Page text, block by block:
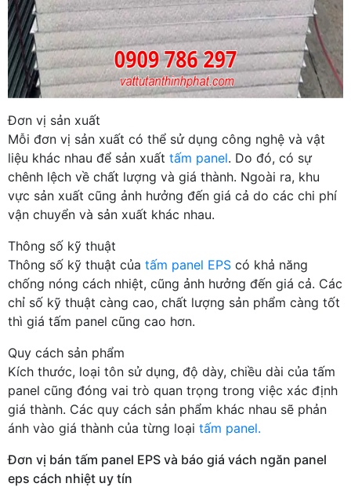
Đơn vị sản xuất
Mỗi đơn vị sản xuất có thể sử dụng công nghệ và vật
liệu khác nhau để sản xuất tấm panel. Do đó, có sự
chênh lệch về chất lượng và giá thành. Ngoài ra, khu
vực sản xuất cũng ảnh hưởng đến giá cả do các chi phí
vận chuyển và sản xuất khác nhau.
Thông số kỹ thuật
Thông số kỹ thuật của tấm panel EPS có khả năng
chống nóng cách nhiệt, cũng ảnh hưởng đến giá cả. Các
chỉ số kỹ thuật càng cao, chất lượng sản phẩm càng tốt
thì giá tấm panel cũng cao hơn.
Quy cách sản phẩm
Kích thước, loại tôn sử dụng, độ dày, chiều dài của tấm
panel cũng đóng vai trò quan trọng trong việc xác định
giá thành. Các quy cách sản phẩm khác nhau sẽ phản
ánh vào giá thành của từng loại tấm panel.
Đơn vị bán tấm panel EPS và báo giá vách ngăn panel
eps cách nhiệt uy tín